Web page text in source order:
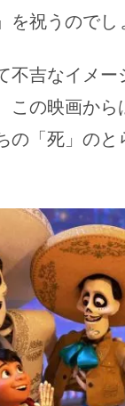
を祝うのでし
不吉なイメ
この映画から
の「死」の